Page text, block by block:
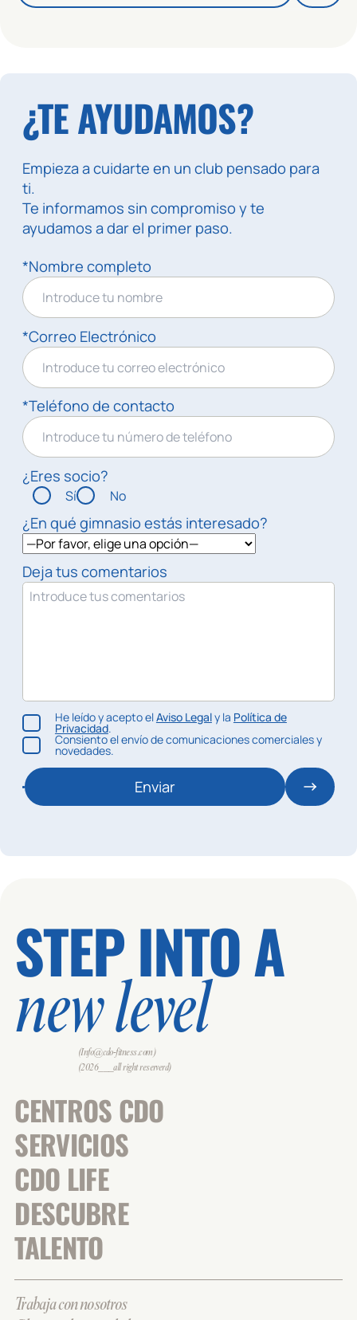
¿TE AYUDAMOS?
Empieza a cuidarte en un club pensado para
ti.
Te informamos sin compromiso y te
ayudamos a dar el primer paso.
*Nombre completo
*Correo Electrónico
*Teléfono de contacto
¿Eres socio?
Sí No
¿En qué gimnasio estás interesado?
Deja tus comentarios
He leído y acepto elAviso Legaly la Política de
Privacidad.
Consiento el envío de comunicaciones comerciales y
novedades.
Enviar
STEP INTO A
new level
(Info@cdo-fitness.com)
(2026___all right reserverd)
CENTROS CDO
SERVICIOS
CDO LIFE
DESCUBRE
TALENTO
Trabaja con nosotros